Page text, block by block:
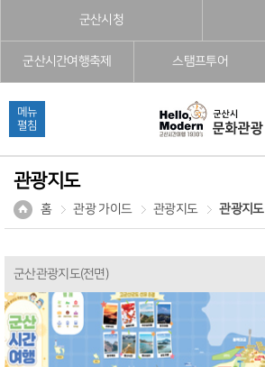
군산시청
군산시간여행축제 스탬프투어
메뉴
펼침
관광지도
홈 관광 가이드 관광지도 관광지도
군산관광지도(전면)